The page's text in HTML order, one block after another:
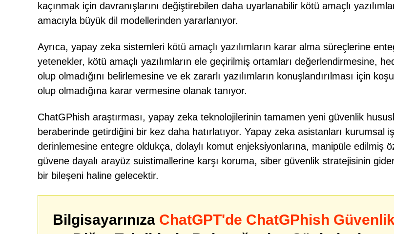
kaçınmak için davranışlarını değiştirebilen daha uyarlanabilir kötü amaçlı
amacıyla büyük dil modellerinden yararlanıyor.
Ayrıca, yapay zeka sistemleri kötü amaçlı yazılımların karar alma süreçlerine
yetenekler, kötü amaçlı yazılımların ele geçirilmiş ortamları değerlendirmesine,
olup olmadığını belirlemesine ve ek zararlı yazılımların konuşlandırılması için
olup olmadığına karar vermesine olanak tanıyor.
ChatGPhish araştırması, yapay zeka teknolojilerinin tamamen yeni güvenlik
beraberinde getirdiğini bir kez daha hatırlatıyor. Yapay zeka asistanları kurumsal
derinlemesine entegre oldukça, dolaylı komut enjeksiyonlarına, manipüle edilmiş
güvene dayalı arayüz suistimallerine karşı koruma, siber güvenlik stratejisinin
bir bileşeni haline gelecektir.
Bilgisayarınıza ChatGPT'de ChatGPhish Güvenlik